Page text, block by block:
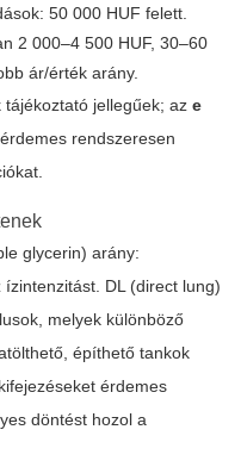
50 000 HUF felett.
2 000–4 500 HUF, 30–60
ár/érték arány.
jellegűek; az e
rendszeresen
glycerin) arány:
DL (direct lung)
melyek különböző
építhető tankok
érdemes
döntést hozol a